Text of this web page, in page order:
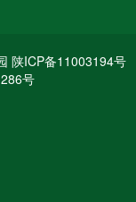
陕ICP备11003194号
号